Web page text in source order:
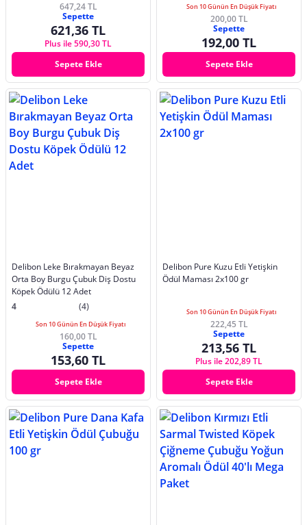
647,24 TL
Sepette
621,36 TL
Plus ile 590,30 TL
Sepete Ekle
Son 10 Günün En Düşük Fiyatı
200,00 TL
Sepette
192,00 TL
Sepete Ekle
Delibon Leke Bırakmayan Beyaz
Orta Boy Burgu Çubuk Diş Dostu
Köpek Ödülü 12 Adet
4
(4)
Son 10 Günün En Düşük Fiyatı
160,00 TL
Sepette
153,60 TL
Sepete Ekle
Delibon Pure Kuzu Etli Yetişkin
Ödül Maması 2x100 gr
Son 10 Günün En Düşük Fiyatı
222,45 TL
Sepette
213,56 TL
Plus ile 202,89 TL
Sepete Ekle